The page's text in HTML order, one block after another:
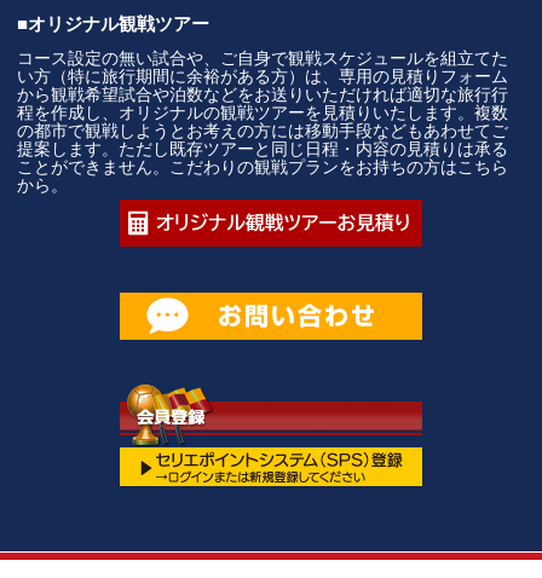
■オリジナル観戦ツアー
コース設定の無い試合や、ご自身で観戦スケジュールを組立てた
い方（特に旅行期間に余裕がある方）は、専用の見積りフォーム
から観戦希望試合や泊数などをお送りいただければ適切な旅行行
程を作成し、オリジナルの観戦ツアーを見積りいたします。複数
の都市で観戦しようとお考えの方には移動手段などもあわせてご
提案します。ただし既存ツアーと同じ日程・内容の見積りは承る
ことができません。こだわりの観戦プランをお持ちの方はこちら
から。